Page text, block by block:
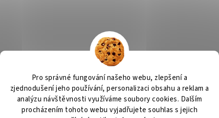
Pro správné fungování našeho webu, zlepšení a
zjednodušení jeho používání, personalizaci obsahu a reklam a
analýzu návštěvnosti využíváme soubory cookies. Dalším
procházením tohoto webu vyjadřujete souhlas s jejich
Výčepní zařízení, chlazení na pivo, chlazení piva OSMO CZ
Barvy Příbram Obchodní podmínky GDPR